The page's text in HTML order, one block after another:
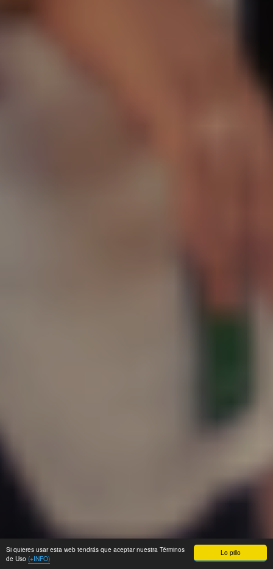
Lo pillo
Si quieres usar esta web tendrás que aceptar nuestra Términos
de Uso (+INFO)